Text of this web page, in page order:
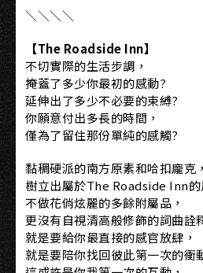
＼＼＼＼
【The Roadside Inn】
不切實際的生活步調，
掩蓋了多少你最初的感動?
延伸出了多少不必要的束縛?
你願意付出多長的時間，
僅為了留住那份單純的感觸?
黏稠硬派的南方原素和哈扣龐克，
樹立出屬於The Roadside Inn的
不做花俏炫麗的多餘附屬品，
更沒有自視清高般修飾的詞曲詮
就是要給你最直接的感官放肆，
就是要陪你找回彼此第一次的衝